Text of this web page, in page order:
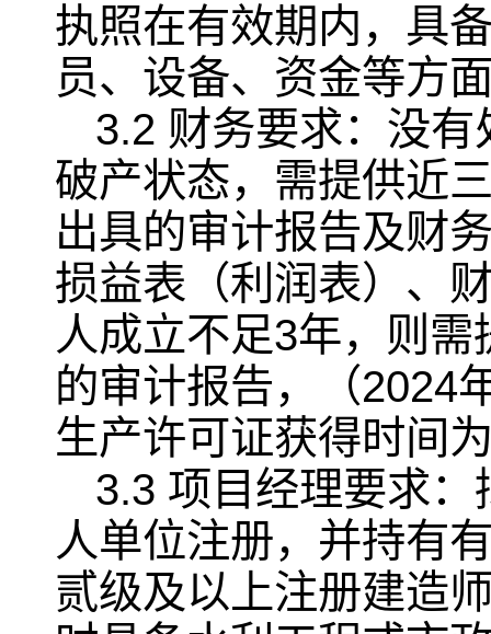
执照在有效期内，具
员、设备、资金等方
3.2 财务要求：没
破产状态，需提供近
出具的审计报告及财
损益表（利润表）、
人成立不足3年，则
的审计报告，（2024
生产许可证获得时间
3.3 项目经理要求
人单位注册，并持有
贰级及以上注册建造